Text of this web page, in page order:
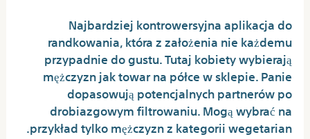
Najbardziej kontrowersyjna aplikacja do
randkowania, która z założenia nie każdemu
przypadnie do gustu. Tutaj kobiety wybierają
mężczyzn jak towar na półce w sklepie. Panie
dopasowują potencjalnych partnerów po
drobiazgowym filtrowaniu. Mogą wybrać na
przykład tylko mężczyzn z kategorii wegetarian.